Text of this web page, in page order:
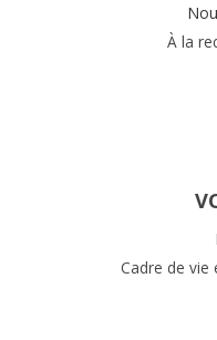
À la
Cadre de vie